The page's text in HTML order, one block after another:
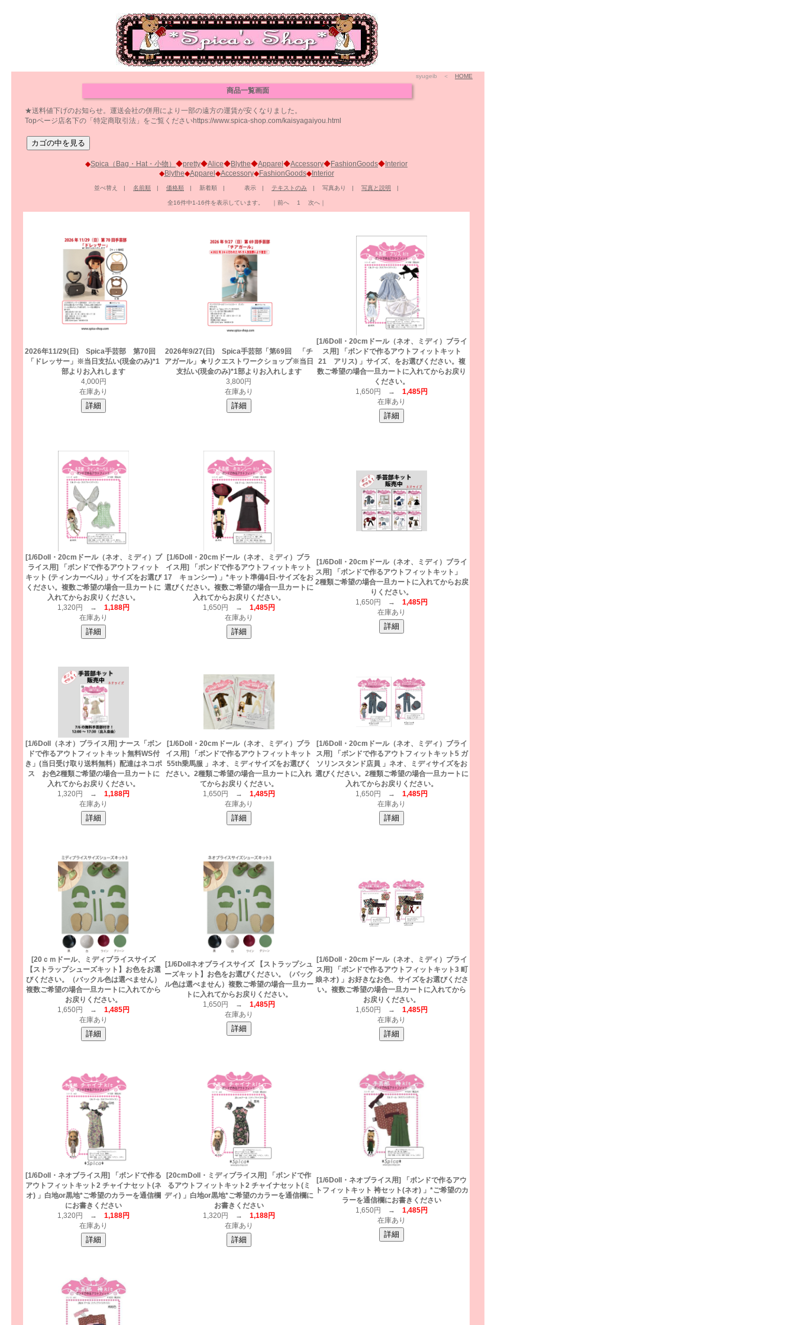
syugeib ＜ HOME
商品一覧画面
★送料値下げのお知らせ。運送会社の併用により一部の遠方の運賃が安くなりました。
Topページ店名下の「特定商取引法」をご覧くださいhttps://www.spica-shop.com/kaisyagaiyou.html
◆Spica（Bag・Hat・小物） ◆pretty◆Alice◆Blythe◆Apparel ◆Accessory◆FashionGoods◆ Interior
◆Blythe◆Apparel ◆Accessory◆FashionGoods◆Interior
並べ替え | 名前順 | 価格順 | 新着順 | 表示 | テキストのみ | 写真あり | 写真と説明 |
全16件中1-16件を表示しています。 ｜前へ 1 次へ｜
2026年11/29(日) Spica手芸部 第70回
「ドレッサー」※当日支払い(現金のみ)*1
部よりお入れします
4,000円
在庫あり
2026年9/27(日) Spica手芸部「第69回 「チ
アガール」★リクエストワークショップ※当日
支払い(現金のみ)*1部よりお入れします
3,800円
在庫あり
[1/6Doll・20cmドール（ネオ、ミディ）ブライ
ス用] 「ボンドで作るアウトフィットキット
21 アリス) 」サイズ、をお選びください。複
数ご希望の場合一旦カートに入れてからお戻り
ください。
1,650円 → 1,485円
在庫あり
[1/6Doll・20cmドール（ネオ、ミディ）ブ
ライス用] 「ボンドで作るアウトフィット
キット (ティンカーベル) 」サイズをお選び
ください。複数ご希望の場合一旦カートに
入れてからお戻りください。
1,320円 → 1,188円
在庫あり
[1/6Doll・20cmドール（ネオ、ミディ）ブラ
イス用] 「ボンドで作るアウトフィットキット
17 キョンシー) 」*キット準備4日-サイズをお
選びください。複数ご希望の場合一旦カートに
入れてからお戻りください。
1,650円 → 1,485円
在庫あり
[1/6Doll・20cmドール（ネオ、ミディ）ブライ
ス用] 「ボンドで作るアウトフィットキット」
2種類ご希望の場合一旦カートに入れてからお戻
りください。
1,650円 → 1,485円
在庫あり
[1/6Doll（ネオ）ブライス用] ナース「ボン
ドで作るアウトフィットキット無料WS付
き」(当日受け取り送料無料）配達はネコポ
ス お色2種類ご希望の場合一旦カートに
入れてからお戻りください。
1,320円 → 1,188円
在庫あり
[1/6Doll・20cmドール（ネオ、ミディ）ブラ
イス用] 「ボンドで作るアウトフィットキット
55th乗馬服 」ネオ、ミディサイズをお選びく
ださい。2種類ご希望の場合一旦カートに入れ
てからお戻りください。
1,650円 → 1,485円
在庫あり
[1/6Doll・20cmドール（ネオ、ミディ）ブライ
ス用] 「ボンドで作るアウトフィットキット5 ガ
ソリンスタンド店員 」ネオ、ミディサイズをお
選びください。2種類ご希望の場合一旦カートに
入れてからお戻りください。
1,650円 → 1,485円
在庫あり
[20ｃｍドール、ミディブライスサイズ
【ストラップシューズキット】お色をお選
びください。（バックル色は選べません）
複数ご希望の場合一旦カートに入れてから
お戻りください。
1,650円 → 1,485円
在庫あり
[1/6Dollネオブライスサイズ 【ストラップシュ
ーズキット】お色をお選びください。（バック
ル色は選べません）複数ご希望の場合一旦カー
トに入れてからお戻りください。
1,650円 → 1,485円
在庫あり
[1/6Doll・20cmドール（ネオ、ミディ）ブライ
ス用] 「ボンドで作るアウトフィットキット3 町
娘ネオ) 」お好きなお色、サイズをお選びくださ
い。複数ご希望の場合一旦カートに入れてから
お戻りください。
1,650円 → 1,485円
在庫あり
[1/6Doll・ネオブライス用] 「ボンドで作る
アウトフィットキット2 チャイナセット(ネ
オ) 」白地or黒地*ご希望のカラーを通信欄
にお書きください
1,320円 → 1,188円
在庫あり
[20cmDoll・ミディブライス用] 「ボンドで作
るアウトフィットキット2 チャイナセット(ミ
ディ) 」白地or黒地*ご希望のカラーを通信欄に
お書きください
1,320円 → 1,188円
在庫あり
[1/6Doll・ネオブライス用] 「ボンドで作るアウ
トフィットキット 袴セット(ネオ) 」*ご希望のカ
ラーを通信欄にお書きください
1,650円 → 1,485円
在庫あり